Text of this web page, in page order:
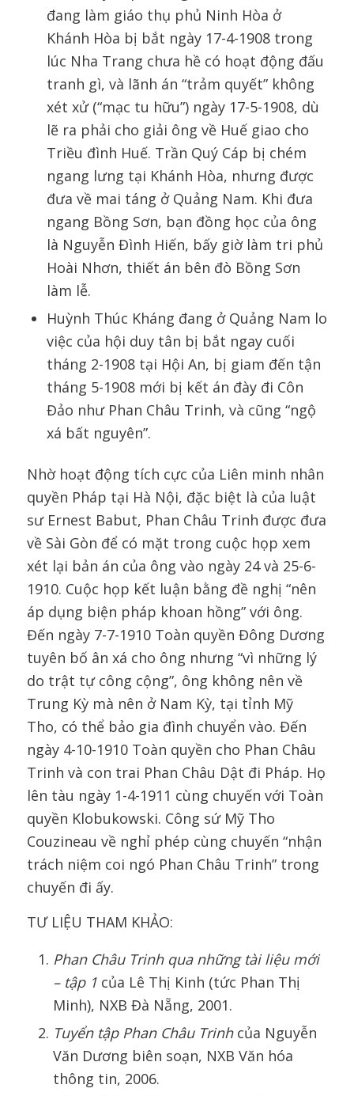
đang làm giáo thụ phủ Ninh Hòa ở
Khánh Hòa bị bắt ngày 17-4-1908 trong
lúc Nha Trang chưa hề có hoạt động đấu
tranh gì, và lãnh án “trảm quyết” không
xét xử (“mạc tu hữu”) ngày 17-5-1908, dù
lẽ ra phải cho giải ông về Huế giao cho
Triều đình Huế. Trần Quý Cáp bị chém
ngang lưng tại Khánh Hòa, nhưng được
đưa về mai táng ở Quảng Nam. Khi đưa
ngang Bồng Sơn, bạn đồng học của ông
là Nguyễn Đình Hiến, bấy giờ làm tri phủ
Hoài Nhơn, thiết án bên đò Bồng Sơn
làm lễ.
Huỳnh Thúc Kháng đang ở Quảng Nam lo
việc của hội duy tân bị bắt ngay cuối
tháng 2-1908 tại Hội An, bị giam đến tận
tháng 5-1908 mới bị kết án đày đi Côn
Đảo như Phan Châu Trinh, và cũng “ngộ
xá bất nguyên”.
Nhờ hoạt động tích cực của Liên minh nhân
quyền Pháp tại Hà Nội, đặc biệt là của luật
sư Ernest Babut, Phan Châu Trinh được đưa
về Sài Gòn để có mặt trong cuộc họp xem
xét lại bản án của ông vào ngày 24 và 25-6-
1910. Cuộc họp kết luận bằng đề nghị “nên
áp dụng biện pháp khoan hồng” với ông.
Đến ngày 7-7-1910 Toàn quyền Đông Dương
tuyên bố ân xá cho ông nhưng “vì những lý
do trật tự công cộng”, ông không nên về
Trung Kỳ mà nên ở Nam Kỳ, tại tỉnh Mỹ
Tho, có thể bảo gia đình chuyển vào. Đến
ngày 4-10-1910 Toàn quyền cho Phan Châu
Trinh và con trai Phan Châu Dật đi Pháp. Họ
lên tàu ngày 1-4-1911 cùng chuyến với Toàn
quyền Klobukowski. Công sứ Mỹ Tho
Couzineau về nghỉ phép cùng chuyến “nhận
trách niệm coi ngó Phan Châu Trinh” trong
chuyến đi ấy.
TƯ LIỆU THAM KHẢO:
Phan Châu Trinh qua những tài liệu mới
– tập 1của Lê Thị Kinh (tức Phan Thị
Minh), NXB Đà Nẵng, 2001.
Tuyển tập Phan Châu Trinhcủa Nguyễn
Văn Dương biên soạn, NXB Văn hóa
thông tin, 2006.